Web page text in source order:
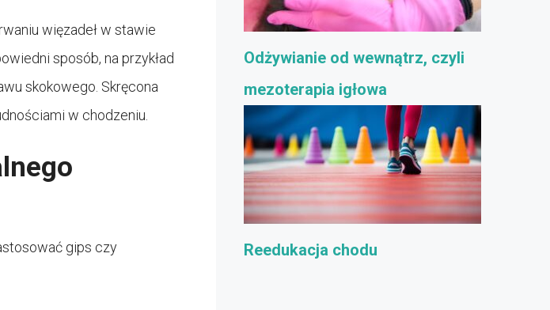
więzadeł w stawie
sposób, na przykład
skokowego. Skręcona
w chodzeniu.
gips czy
Odżywianie od wewnątrz, czyli
mezoterapia igłowa
Reedukacja chodu